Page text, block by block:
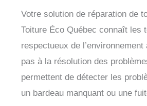
Votre solution de réparation de
Toiture Éco Québec connaît les
respectueux de
pas à la résolution des
permettent de détecter les
un bardeau manquant ou une